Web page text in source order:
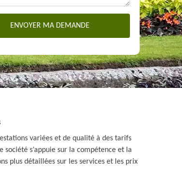
variées et de qualité à des tarifs
s’appuie sur la compétence et la
plus détaillées sur les services et les prix